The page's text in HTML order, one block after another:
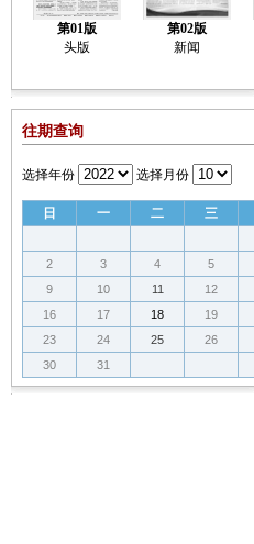
第01版
头版
第02版
新闻
往期查询
选择年份 选择月份
日 一 二 三
2
3 4 5
9
10 11 12
16
17 18 19
23
24 25 26
30
31